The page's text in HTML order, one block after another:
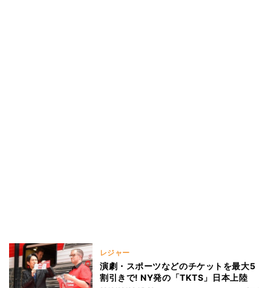
レジャー
演劇・スポーツなどのチケットを最大5
割引きで! NY発の「TKTS」日本上陸